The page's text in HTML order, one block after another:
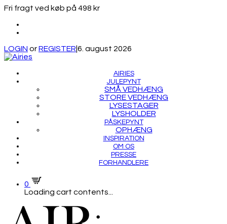
Fri fragt ved køb på 498 kr
LOGIN orREGISTER 6. august 2026
AIRIES
JULEPYNT
SMÅ VEDHÆNG
STORE VEDHÆNG
LYSESTAGER
LYSHOLDER
PÅSKEPYNT
OPHÆNG
INSPIRATION
OM OS
PRESSE
FORHANDLERE
0
Loading cart contents...